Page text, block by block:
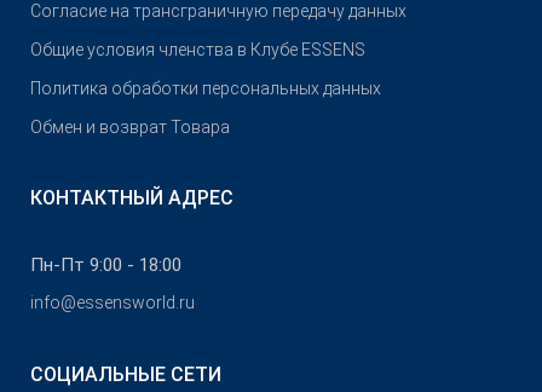
Согласие на трансграничную передачу данных
Общие условия членства в Клубе ESSENS
Политика обработки персональных данных
Обмен и возврат Товара
КОНТАКТНЫЙ АДРЕС
Пн-Пт 9:00 - 18:00
info@essensworld.ru
СОЦИАЛЬНЫЕ СЕТИ